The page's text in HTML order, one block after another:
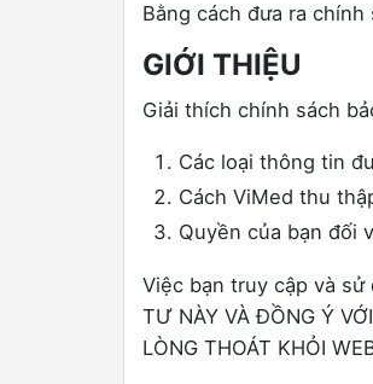
Bằng cách đưa ra
GIỚI THIỆU
Giải thích chính sách
Các loại thông tin
Cách ViMed thu
Quyền của bạn đối
Việc bạn truy cập và
TƯ NÀY VÀ ĐỒNG Ý
LÒNG THOÁT KHỎI